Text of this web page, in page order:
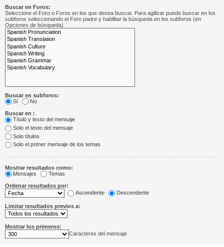
Buscar en Foros:
Seleccione el Foro o Foros en los que desea buscar. Para agilizar puede buscar en los
subforos seleccionando el Foro padre y habilitar la búsqueda en los subforos (en
Opciones de búsqueda).
Buscar en subforos:
Sí
No
Buscar en :
Título y texto del mensaje
Solo el texto del mensaje
Solo títulos
Solo el primer mensaje de los temas
Mostrar resultados como:
Mensajes
Temas
Ordenar resultados por:
Ascendente
Descendente
Limitar resultados previos a:
Mostrar los primeros:
Caracteres del mensaje